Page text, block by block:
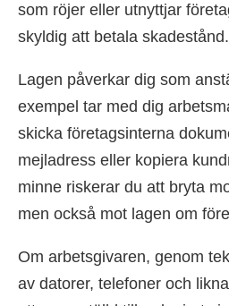
som röjer eller utnyttjar
skyldig att betala skadestånd.
Lagen påverkar dig som
exempel tar med dig
skicka företagsinterna
mejladress eller kopiera
minne riskerar du att bryta
men också mot lagen om
Om arbetsgivaren, genom
av datorer, telefoner och